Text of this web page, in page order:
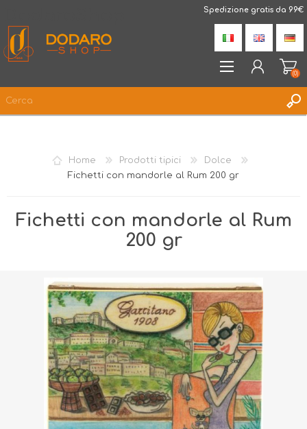
Spedizione gratis da 99€
LISTA DEI DESIDERI
(0)
Home Prodotti tipici
Dolce
Fichetti con mandorle al Rum 200 gr
Fichetti con mandorle al Rum
200 gr